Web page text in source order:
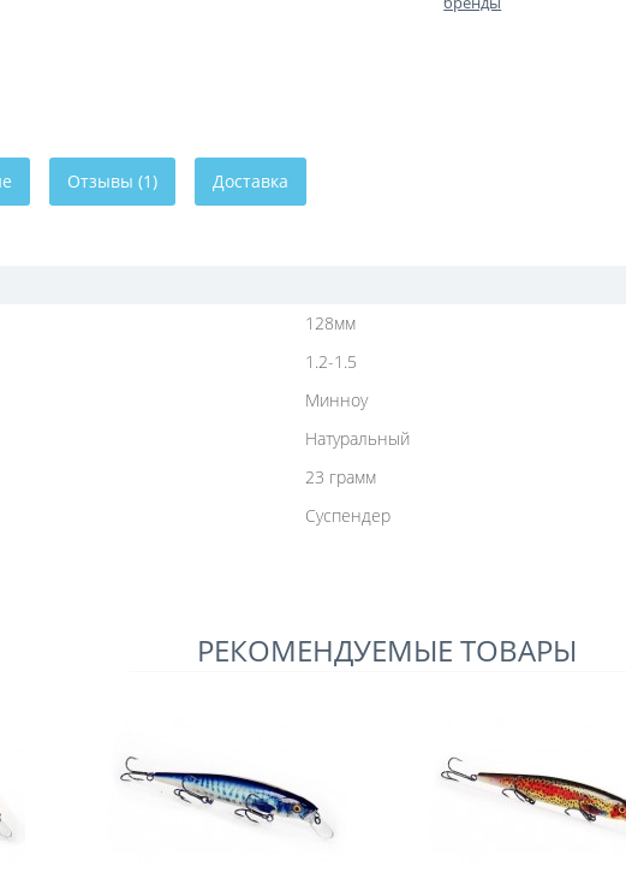
Отзывы (1) Доставка
128мм
1.2-1.5
Минноу
Натуральный
23 грамм
Суспендер
РЕКОМЕНДУЕМЫЕ ТОВАРЫ